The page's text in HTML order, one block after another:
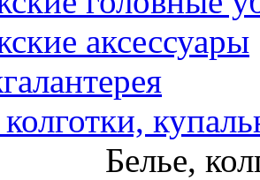
аксессуары
Белье,